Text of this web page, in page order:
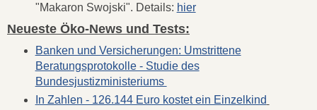
"Makaron Swojski". Details: hier
Neueste Öko-News und Tests:
Banken und Versicherungen: Umstrittene
Beratungsprotokolle - Studie des
Bundesjustizministeriums
In Zahlen - 126.144 Euro kostet ein Einzelkind